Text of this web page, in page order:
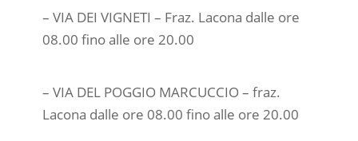
– VIA DEI VIGNETI – Fraz. Lacona dalle ore
08.00 fino alle ore 20.00
– VIA DEL POGGIO MARCUCCIO – fraz.
Lacona dalle ore 08.00 fino alle ore 20.00